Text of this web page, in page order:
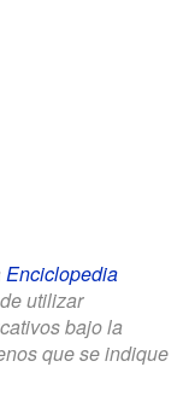
Enciclopedia
utilizar
bajo la
que se indique